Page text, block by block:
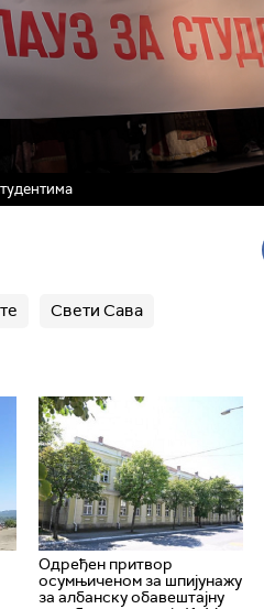
Свети Сава
Одређен притвор
осумњиченом за шпијунажу
за албанску обавештајну